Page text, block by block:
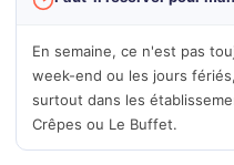
En semaine, ce n'est pas
week-end ou les jours
surtout dans les
Crêpes ou Le Buffet.